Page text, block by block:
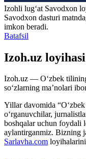
Izohli lugʻat Savodxon
Savodxon dasturi
imkon beradi.
Batafsil
Izoh.uz
Izoh.uz — O‘zbek
so‘zlarning ma’nolari
Yillar davomida
o‘rganuvchilar,
boshqalar uchun foydali
aylantirganmiz. Bizning
Sarlavha.com